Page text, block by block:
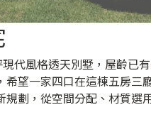
代風格透天別墅，屋齡已
望一家四口在這棟五房三
規劃，從空間分配、材質選